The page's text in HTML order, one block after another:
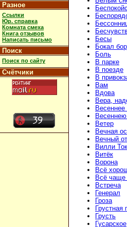
Разное
Ссылки
Юр. справка
Комната смеха
Книга отзывов
Написать письмо
Поиск
Поиск по сайту
Счётчики
Бесы
Бокал
Боль
В парке
В поезде
В
Вам
Вдова
Вера,
Весеннее
Ветер
Вечная
Вечный
Вилли
Витёк
Ворона
Всё
Всё чаще
Встреча
Генерал
Гроза
Грустная
Грусть
Гусарское